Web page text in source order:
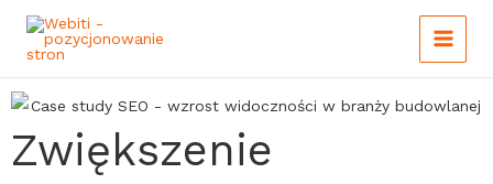
Skip
Main
Menu
Zwiększenie